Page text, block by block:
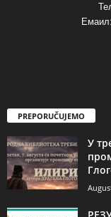
PREPORUČUJEMO
У